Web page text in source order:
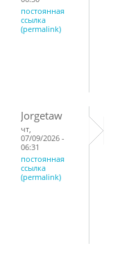
постоянная
ссылка
(permalink)
Jorgetaw
чт,
07/09/2026 -
06:31
постоянная
ссылка
(permalink)